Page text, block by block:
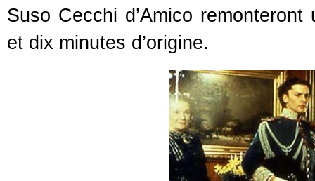
Suso Cecchi d’Amico
et dix minutes d’origine.